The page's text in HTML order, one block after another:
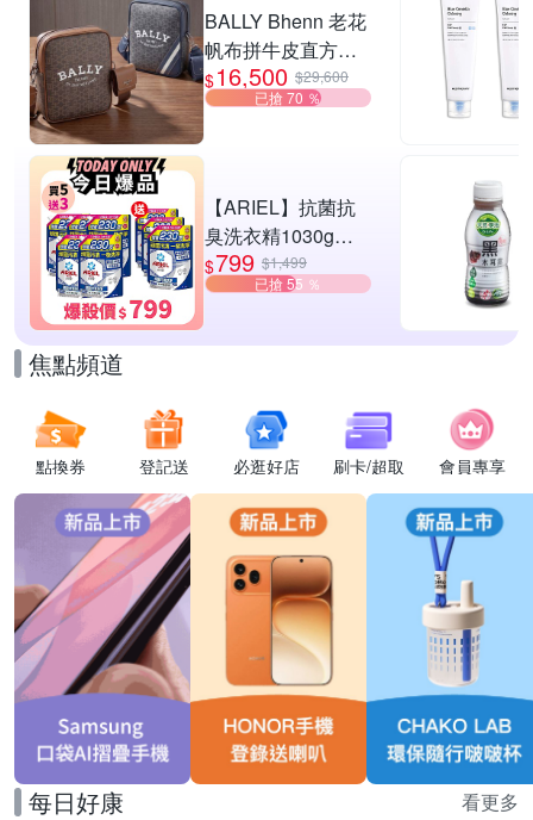
BALLY Bhenn 老花
帆布拼牛皮直方肩
斜背郵差包-2款可
選
$16,500 $29,600
已搶 70 ％
【ARIEL】抗菌抗
臭洗衣精1030g補
充包 X8 (抗菌去漬/
室內晾曬) 兩款任選
$799 $1,499
已搶 55 ％
焦點頻道
點換券 登記送 必逛好店 刷卡/超取 會員專享
每日好康 看更多